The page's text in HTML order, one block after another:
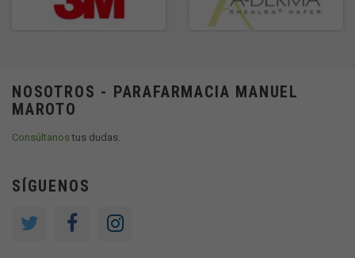
NOSOTROS - PARAFARMACIA MANUEL
MAROTO
Consúltanostus dudas.
SÍGUENOS